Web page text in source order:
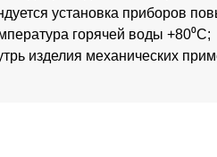
установка приборов
горячей воды +80⁰С;
изделия механических